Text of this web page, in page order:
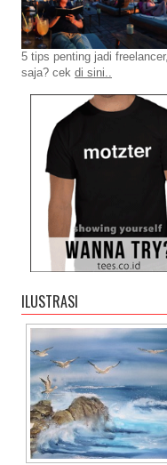
5 tips penting jadi
saja? cek di sini..
ILUSTRASI